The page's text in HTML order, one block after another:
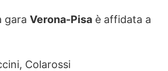
gara Verona-Pisa è affidata a
Colarossi